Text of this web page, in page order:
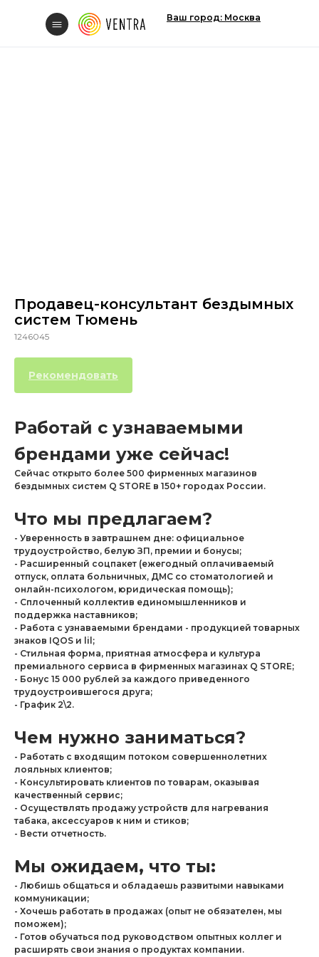
Ваш город: Москва
Продавец-консультант бездымных
систем Тюмень
1246045
Рекомендовать
Работай с узнаваемыми
брендами уже сейчас!
Сейчас открыто более 500 фирменных магазинов
бездымных систем Q STORE в 150+ городах России.
Что мы предлагаем?
- Уверенность в завтрашнем дне: официальное
трудоустройство, белую ЗП, премии и бонусы;
- Расширенный соцпакет (ежегодный оплачиваемый
отпуск, оплата больничных, ДМС со стоматологией и
онлайн-психологом, юридическая помощь);
- Сплоченный коллектив единомышленников и
поддержка наставников;
- Работа с узнаваемыми брендами - продукцией товарных
знаков IQOS и lil;
- Стильная форма, приятная атмосфера и культура
премиального сервиса в фирменных магазинах Q STORE;
- Бонус 15 000 рублей за каждого приведенного
трудоустроившегося друга;
- График 2\2.
Чем нужно заниматься?
- Работать с входящим потоком совершеннолетних
лояльных клиентов;
- Консультировать клиентов по товарам, оказывая
качественный сервис;
- Осуществлять продажу устройств для нагревания
табака, аксессуаров к ним и стиков;
- Вести отчетность.
Мы ожидаем, что ты:
- Любишь общаться и обладаешь развитыми навыками
коммуникации;
- Хочешь работать в продажах (опыт не обязателен, мы
поможем);
- Готов обучаться под руководством опытных коллег и
расширять свои знания о продуктах компании.